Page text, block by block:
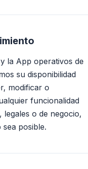
la App operativos de
su disponibilidad
modificar o
funcionalidad
legales o de negocio,
posible.